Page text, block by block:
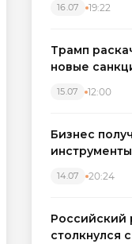
вырос на
16.07 19:22
Трамп
новые
15.07 12:00
Бизнес
14.07 20:24
столкнулся